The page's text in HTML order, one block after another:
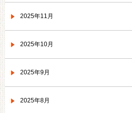
2025年11月
2025年10月
2025年9月
2025年8月